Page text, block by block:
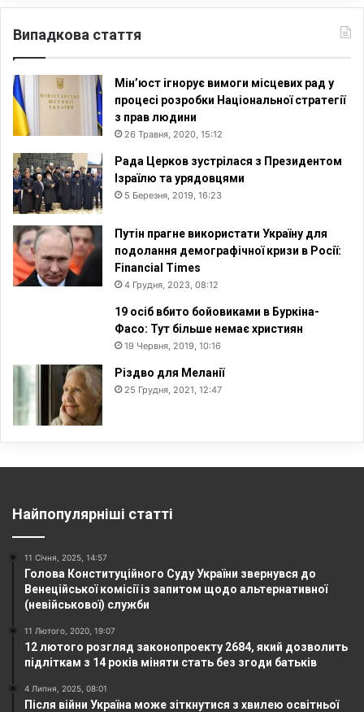
Випадкова стаття
Мін’юст ігнорує вимоги місцевих рад у
процесі розробки Національної стратегії
з прав людини
26 Травня, 2020, 15:12
Рада Церков зустрілася з Президентом
Ізраїлю та урядовцями
5 Березня, 2019, 16:23
Путін прагне використати Україну для
подолання демографічної кризи в Росії:
Financial Times
4 Грудня, 2023, 08:12
19 осіб вбито бойовиками в Буркіна-
Фасо: Тут більше немає християн
19 Червня, 2019, 10:16
Різдво для Меланії
25 Грудня, 2021, 12:47
Найпопулярніші статті
11 Січня, 2025, 14:57
Голова Конституційного Суду України звернувся до
Венеційської комісії із запитом щодо альтернативної
(невійськової) служби
11 Лютого, 2020, 19:07
12 лютого розгляд законопроекту 2684, який дозволить
підліткам з 14 років міняти стать без згоди батьків
4 Липня, 2025, 08:01
Після війни Україна може зіткнутися з хвилею освітньої